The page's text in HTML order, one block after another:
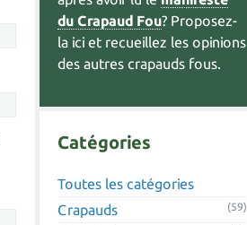
du Crapaud Fou? Proposez-
la ici et recueillez les opinions
des autres crapauds fous.
Catégories
Toutes les catégories
Crapauds
(59)